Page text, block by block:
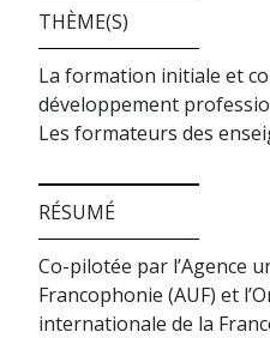
THÈME(S)
La formation initiale et
développement
Les formateurs des
RÉSUMÉ
Co-pilotée par l’Agence
Francophonie (AUF) et
internationale de la